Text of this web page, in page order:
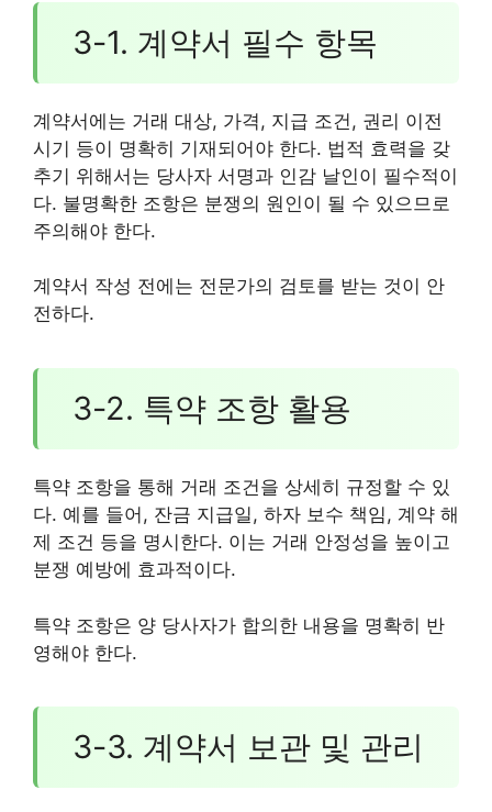
3-1. 계약서 필수 항목
계약서에는 거래 대상, 가격, 지급 조건, 권리 이전
시기 등이 명확히 기재되어야 한다. 법적 효력을 갖
추기 위해서는 당사자 서명과 인감 날인이 필수적이
다. 불명확한 조항은 분쟁의 원인이 될 수 있으므로
주의해야 한다.
계약서 작성 전에는 전문가의 검토를 받는 것이 안
전하다.
3-2. 특약 조항 활용
특약 조항을 통해 거래 조건을 상세히 규정할 수 있
다. 예를 들어, 잔금 지급일, 하자 보수 책임, 계약 해
제 조건 등을 명시한다. 이는 거래 안정성을 높이고
분쟁 예방에 효과적이다.
특약 조항은 양 당사자가 합의한 내용을 명확히 반
영해야 한다.
3-3. 계약서 보관 및 관리